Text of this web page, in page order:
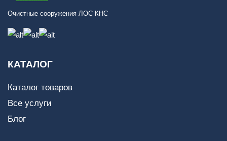
Очистные сооружения ЛОС КНС
КАТАЛОГ
Каталог товаров
Все услуги
Блог